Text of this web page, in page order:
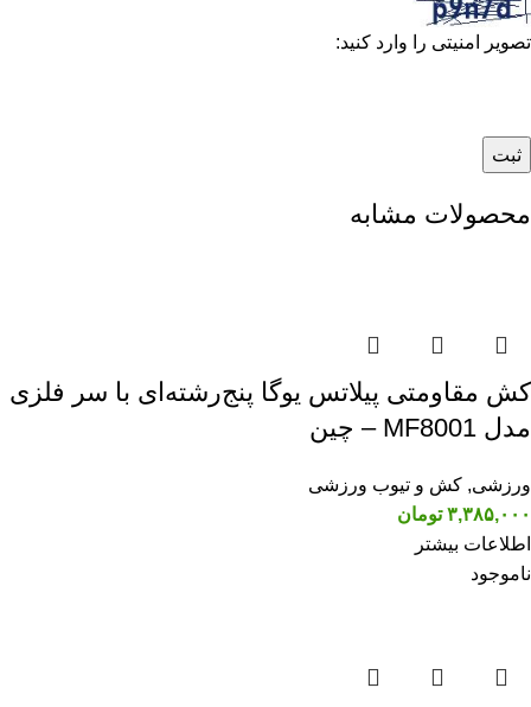
تصویر امنیتی را وارد کنید:
محصولات مشابه
کش مقاومتی پیلاتس یوگا پنج‌رشته‌ای با سر فلزی
مدل MF8001 – چین
ورزشی, کش و تیوب ورزشی
۳,۳۸۵,۰۰۰ تومان
اطلاعات بیشتر
ناموجود